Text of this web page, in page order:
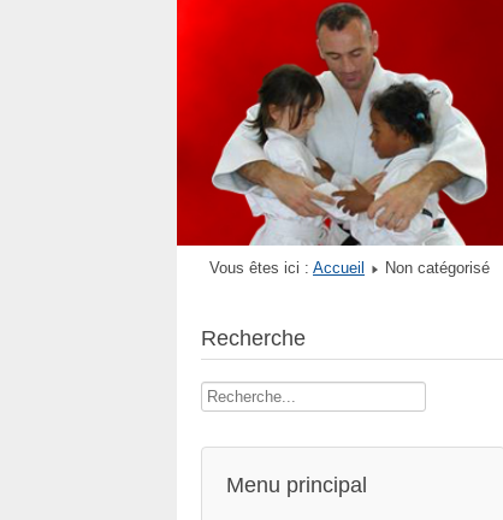
Vous êtes ici : Accueil Non catégorisé
Recherche
Rechercher
Menu principal